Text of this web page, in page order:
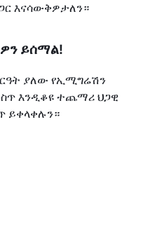
እናሳውቅዎታለን።
ይሰማል!
ያለው የኢሚግሬሽን
እንዲቆዩ ተጨማሪ ህጋዊ
ይቀላቀሉን።